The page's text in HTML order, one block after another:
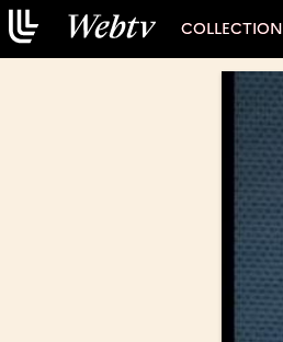
COLLECTION